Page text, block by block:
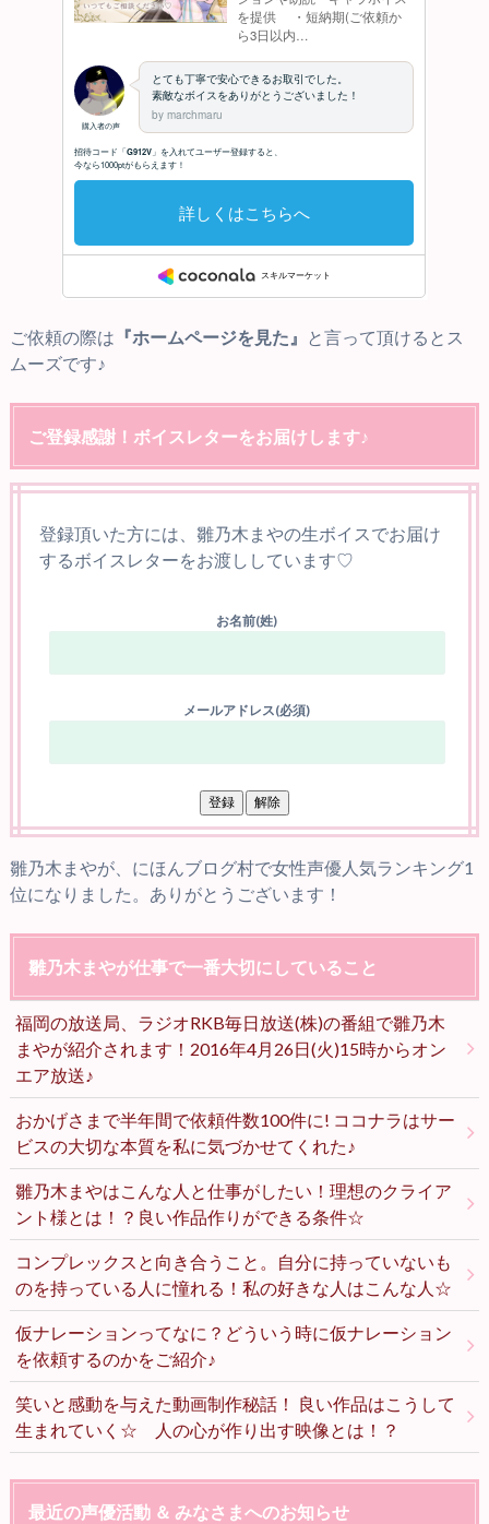
ご依頼の際は 『ホームページを見た』
と言って頂けるとス
ムーズです♪
ご登録感謝！ボイスレターをお届けします♪
登録頂いた方には、雛乃木まやの生ボイスでお届け
するボイスレターをお渡ししています♡
お名前(姓)
メールアドレス(必須)
雛乃木まやが、にほんブログ村で女性声優人気ランキング1
位になりました。ありがとうございます！
雛乃木まやが仕事で一番大切にしていること
福岡の放送局、ラジオRKB毎日放送(株)の番組で雛乃木
まやが紹介されます！2016年4月26日(火)15時からオン
エア放送♪
おかげさまで半年間で依頼件数100件に! ココナラはサー
ビスの大切な本質を私に気づかせてくれた♪
雛乃木まやはこんな人と仕事がしたい！理想のクライア
ント様とは！？良い作品作りができる条件☆
コンプレックスと向き合うこと。自分に持っていないも
のを持っている人に憧れる！私の好きな人はこんな人☆
仮ナレーションってなに？どういう時に仮ナレーション
を依頼するのかをご紹介♪
笑いと感動を与えた動画制作秘話！ 良い作品はこうして
生まれていく☆ 人の心が作り出す映像とは！？
最近の声優活動 ＆ みなさまへのお知らせ